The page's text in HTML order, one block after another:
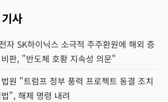
사
자 SK하이닉스 소극적 주주환원에 해외 증
판, "반도체 호황 지속성 의문"
원 "트럼프 정부 풍력 프로젝트 동결 조치
", 해제 명령 내려